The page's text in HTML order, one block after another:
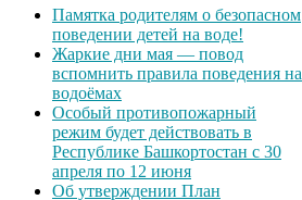
Памятка родителям о безопасном
поведении детей на воде!
Жаркие дни мая — повод
вспомнить правила поведения на
водоёмах
Особый противопожарный
режим будет действовать в
Республике Башкортостан с 30
апреля по 12 июня
Об утверждении План